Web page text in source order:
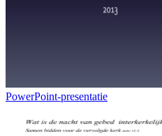
PowerPoint-presentatie